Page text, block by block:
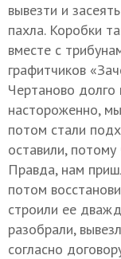
вывезти и
пахла. Коробки
вместе с
графитчиков
Чертаново долго
настороженно,
потом стали
оставили,
Правда, нам
потом
строили ее
разобрали,
согласно